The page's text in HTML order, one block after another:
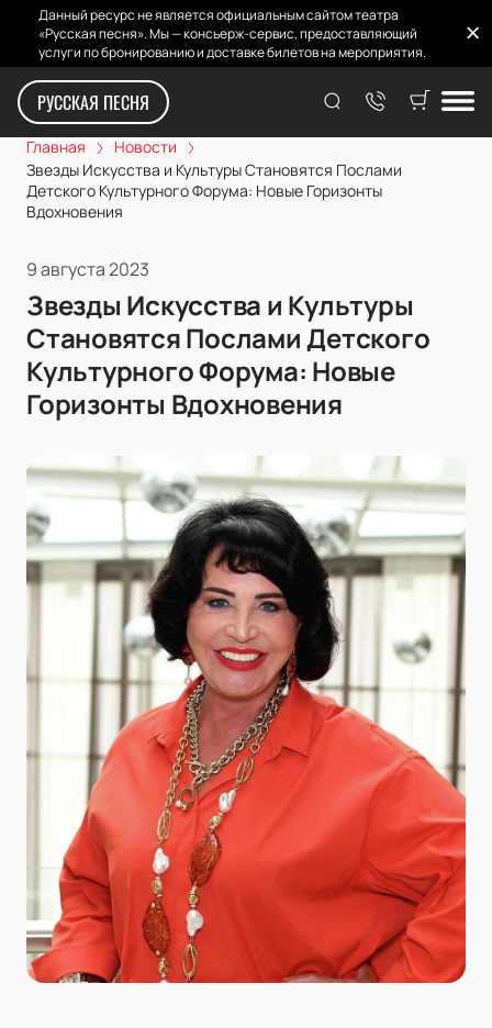
Данный ресурс не является официальным сайтом театра
«Русская песня». Мы — консьерж-сервис, предоставляющий
услуги по бронированию и доставке билетов на мероприятия.
РУССКАЯ ПЕСНЯ
Главная
Новости
Звезды Искусства и Культуры Становятся Послами
Детского Культурного Форума: Новые Горизонты
Вдохновения
9 августа 2023
Звезды Искусства и Культуры
Становятся Послами Детского
Культурного Форума: Новые
Горизонты Вдохновения